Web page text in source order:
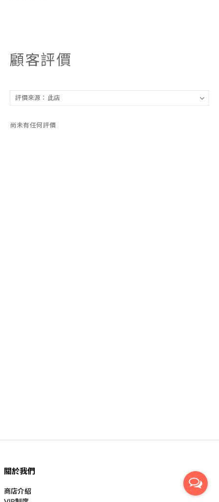
顧客評價
尚未有任何評價
關於我們
商店介紹